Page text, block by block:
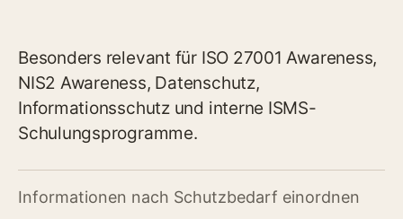
Besonders relevant für ISO 27001 Awareness,
NIS2 Awareness, Datenschutz,
Informationsschutz und interne ISMS-
Schulungsprogramme.
Informationen nach Schutzbedarf einordnen